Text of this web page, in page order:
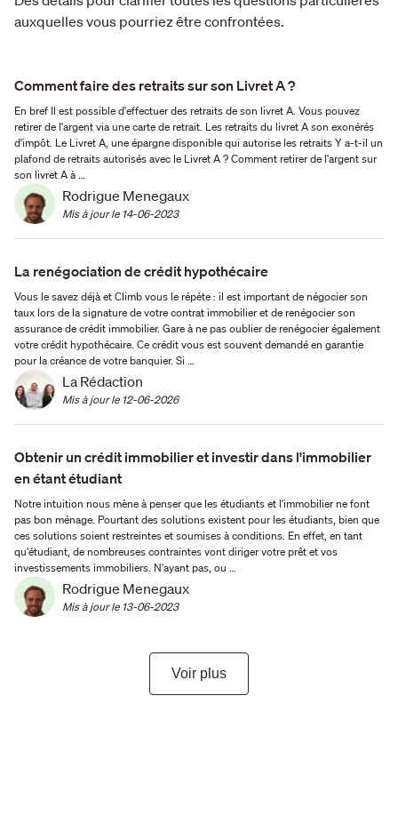
auxquelles vous pourriez être confrontées.
Comment faire des retraits sur son Livret A ?
En bref Il est possible d'effectuer des retraits de son livret A. Vous pouvez
retirer de l'argent via une carte de retrait. Les retraits du livret A son exonérés
d'impôt. Le Livret A, une épargne disponible qui autorise les retraits Y a-t-il un
plafond de retraits autorisés avec le Livret A ? Comment retirer de l'argent sur
son livret A à …
Rodrigue Menegaux
Mis à jour le 14-06-2023
La renégociation de crédit hypothécaire
Vous le savez déjà et Climb vous le répète : il est important de négocier son
taux lors de la signature de votre contrat immobilier et de renégocier son
assurance de crédit immobilier. Gare à ne pas oublier de renégocier également
votre crédit hypothécaire. Ce crédit vous est souvent demandé en garantie
pour la créance de votre banquier. Si …
La Rédaction
Mis à jour le 12-06-2026
Obtenir un crédit immobilier et investir dans l'immobilier
en étant étudiant
Notre intuition nous mène à penser que les étudiants et l'immobilier ne font
pas bon ménage. Pourtant des solutions existent pour les étudiants, bien que
ces solutions soient restreintes et soumises à conditions. En effet, en tant
qu'étudiant, de nombreuses contraintes vont diriger votre prêt et vos
investissements immobiliers. N'ayant pas, ou …
Rodrigue Menegaux
Mis à jour le 13-06-2023
Voir plus